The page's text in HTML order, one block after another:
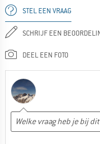
STEL EEN VRAAG
SCHRIJF EEN
DEEL EEN FOTO